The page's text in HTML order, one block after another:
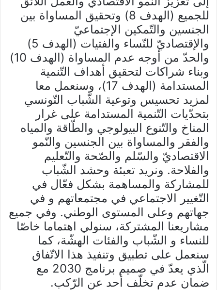
للجميع (الهدف 8) وتحقيق المساواة بين
الجنسين والتّمكين الإجتماعيّ
والإقتصاديّ
للنّساء والفتيات (الهدف 5)
والحدّ من أوجه عدم المساواة (الهدف 10)
وبناء شراكات لتحقيق أهداف التّنمية
المستدامة (الهدف 17)، وسنعمل معا
لمزيد تحسيس وتوعية الشّباب التّونسي
بتحدّيات التّنمية المستدامة على غرار
المناخ والتّنوع البيولوجي والطّاقة والمياه
والفقر والمساواة بين الجنسين والنّمو
الاقتصاديّ والسّلم والصّحة والتّعليم
والفلاحة. ونريد تعبئة وحشد الشّباب
للمشاركة والمساهمة بشكل فعّال في
التّغيير الاجتماعي في مجتمعاتهم و في
جهاتهم وعلى المستوى الوطني. وفي جميع
مشاريعنا المشتركة، سنولي اهتماما خاصّا
للنساء و الشّباب والفئات الهشّة، كما
سنعمل على تطبيق وتنفيذ هذا الاتّفاق
الّذي يعدّ في صميم برنامج 2030 مع
ضمان عدم تخلّف أحد عن الرّكب.